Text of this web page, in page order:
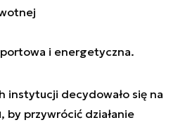
i energetyczna.
instytucji decydowało się na
, by przywrócić działanie